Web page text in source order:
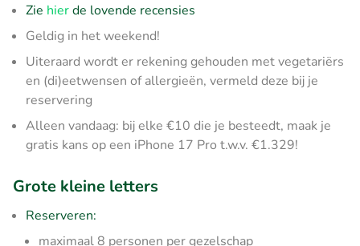
Zie hierde lovende recensies
Geldig in het weekend!
Uiteraard wordt er rekening gehouden met vegetariërs
en (di)eetwensen of allergieën, vermeld deze bij je
reservering
Alleen vandaag: bij elke €10 die je besteedt, maak je
gratis kans op een iPhone 17 Pro t.w.v. €1.329!
Grote kleine letters
Reserveren:
maximaal 8 personen per gezelschap